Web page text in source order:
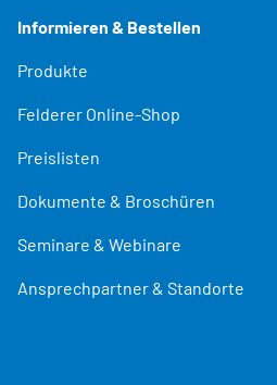
Informieren & Bestellen
Produkte
Felderer Online-Shop
Preislisten
Dokumente & Broschüren
Seminare & Webinare
Ansprechpartner & Standorte